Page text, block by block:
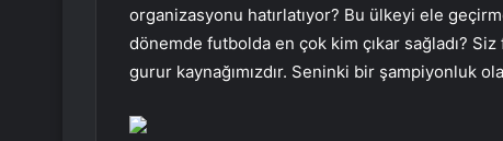
organizasyonu hatırlatıyor? Bu ülkeyi ele
dönemde futbolda en çok kim çıkar sağladı?
gurur kaynağımızdır. Seninki bir şampiyonluk